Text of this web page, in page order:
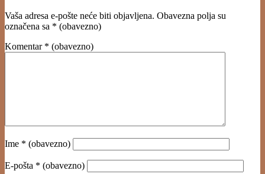
Vaša adresa e-pošte neće biti objavljena. Obavezna polja su
označena sa * (obavezno)
Komentar * (obavezno)
Ime * (obavezno)
E-pošta * (obavezno)